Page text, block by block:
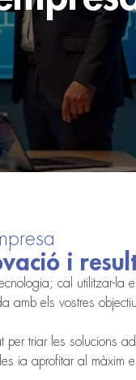
i
cal utilitzar-la
amb els vostres
per triar les solucions
ia aprofitar al màxim